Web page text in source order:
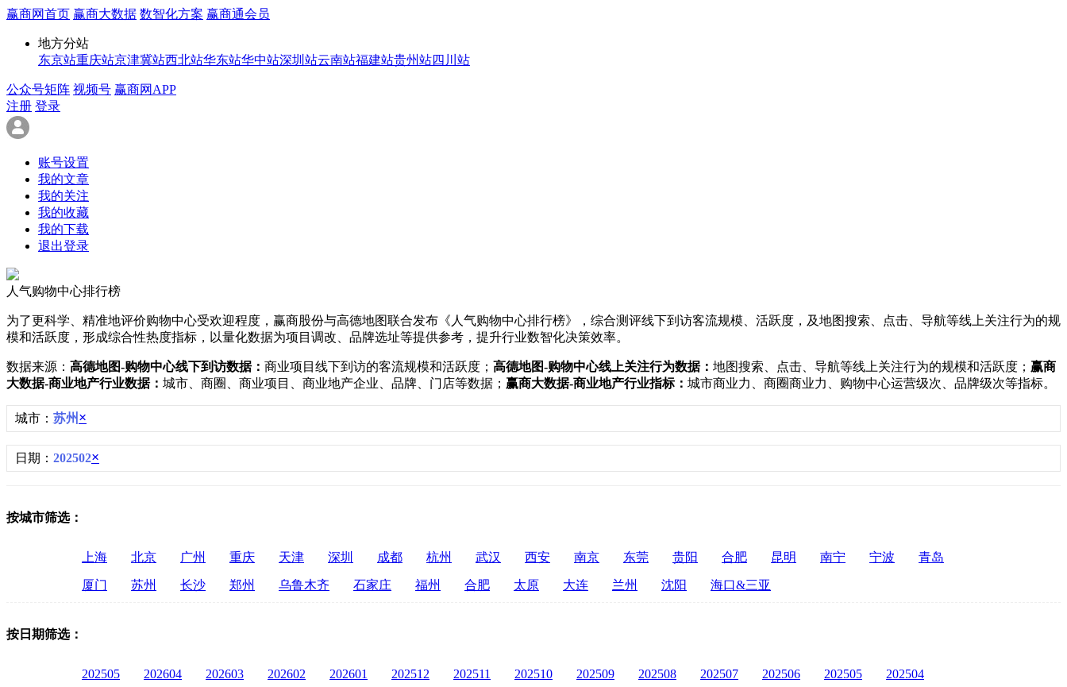
赢商网首页 赢商大数据 数智化方案 赢商通会员
地方分站
东京站重庆站京津冀站西北站华东站华中站深圳站云南站福建站贵州站四川站
公众号矩阵 视频号 赢商网APP
注册 登录
账号设置
我的文章
我的关注
我的收藏
我的下载
退出登录
人气购物中心排行榜
为了更科学、精准地评价购物中心受欢迎程度，赢商股份与高德地图联合发布《人气购物中心排行榜》，综合测评线下到访客流规模、活跃度，及地图搜索、点击、导航等线上关注行为的规
模和活跃度，形成综合性热度指标，以量化数据为项目调改、品牌选址等提供参考，提升行业数智化决策效率。
数据来源： 高德地图-购物中心线下到访数据： 商业项目线下到访的客流规模和活跃度； 高德地图-购物中心线上关注行为数据： 地图搜索、点击、导航等线上关注行为的规模和活跃度； 赢商
大数据-商业地产行业数据： 城市、商圈、商业项目、商业地产企业、品牌、门店等数据； 赢商大数据-商业地产行业指标： 城市商业力、商圈商业力、购物中心运营级次、品牌级次等指标。
城市： 苏州 ×
日期： 202502×
按城市筛选：
上海 北京 广州 重庆 天津 深圳 成都 杭州 武汉 西安 南京 东莞 贵阳 合肥 昆明 南宁 宁波 青岛
厦门 苏州 长沙 郑州 乌鲁木齐 石家庄 福州 合肥 太原 大连 兰州 沈阳 海口&三亚
按日期筛选：
202505 202604 202603 202602 202601 202512 202511 202510 202509 202508 202507 202506 202505 202504